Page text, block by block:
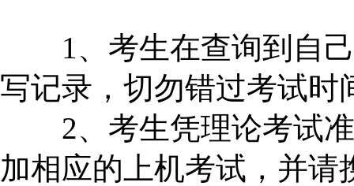
1、考生在查询到自己
写记录，切勿错过考试时
2、考生凭理论考试准
加相应的上机考试，并请